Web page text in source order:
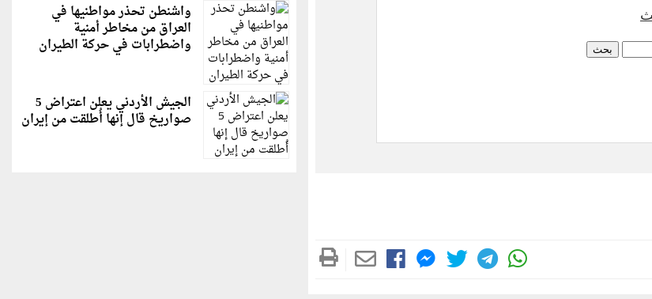
واشنطن تحذر مواطنيها في
العراق من مخاطر أمنية
واضطرابات في حركة الطيران
الجيش الأردني يعلن اعتراض 5
صواريخ قال إنها أُطلقت من إيران